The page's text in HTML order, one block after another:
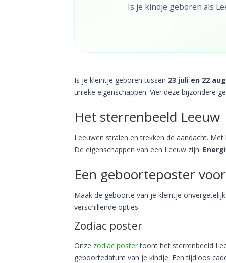
Is je kindje geboren als
Is je kleintje geboren tussen 23 juli en 22
unieke eigenschappen. Vier deze bijzondere
Het sterrenbeeld Leeuw
Leeuwen stralen en trekken de aandacht.
De eigenschappen van een Leeuw zijn:
Een geboorteposter
Maak de geboorte van je kleintje
verschillende opties:
Zodiac poster
Onze zodiac postertoont het sterrenbeeld
geboortedatum van je kindje. Een tijdloos